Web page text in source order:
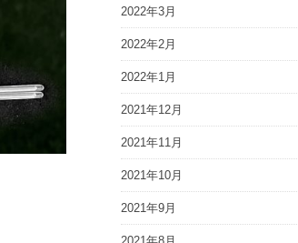
2022年3月
2022年2月
2022年1月
2021年12月
2021年11月
2021年10月
2021年9月